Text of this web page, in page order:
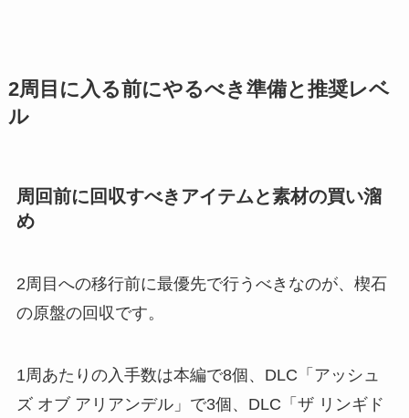
2周目に入る前にやるべき準備と推奨レベ
ル
周回前に回収すべきアイテムと素材の買い溜
め
2周目への移行前に最優先で行うべきなのが、楔石
の原盤の回収です。
1周あたりの入手数は本編で8個、DLC「アッシュ
ズ オブ アリアンデル」で3個、DLC「ザ リンギド